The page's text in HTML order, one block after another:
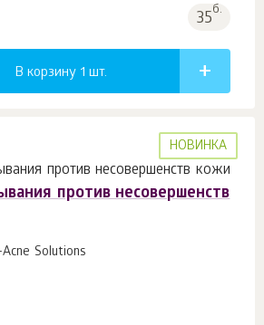
35б.
В корзину 1 шт.
НОВИНКА
против несовершенств
Solutions